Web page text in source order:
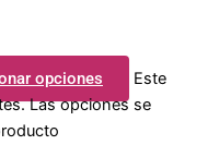
opciones
Este
Las opciones se